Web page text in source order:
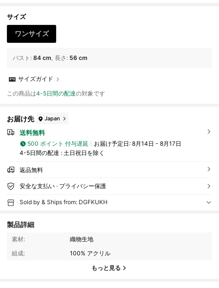
サイズ
ワンサイズ
バスト : 84 cm 長さ : 56 cm
サイズガイド
この商品は4-5日間の配達の対象です
お届け先 Japan
送料無料
500 ポイント 付与遅延 お届け予定日: 8月14日 - 8月17日
4-5日間の配達 : 土日祝日を除く
返品無料
安全な支払い · プライバシー保護
Sold by & Ships from: DGFKUKH
製品詳細
素材:
織物生地
組成:
100% アクリル
もっと見る
4.59 70 フォロワー